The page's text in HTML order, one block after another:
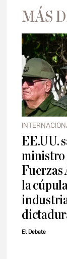
MÁS
EE.UU.
ministro
Fuerzas
la
El Debate